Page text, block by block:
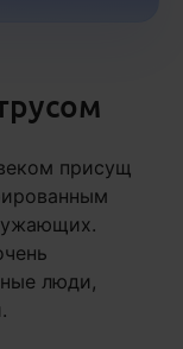
присущ
люди,